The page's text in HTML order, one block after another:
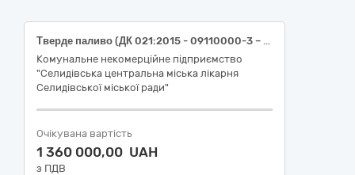
Тверде паливо (ДК 021:2015 - 09110000-3 – Тверде паливо): Вугілля кам’яне марки Г(Г2) (13-100) або еквівалент, вугілля кам’яне марки ДГ (25-100) або еквівалент, вугілля кам’яне марки ДГ (25-50) або еквівалент (ДК 021:2015 -09111100-1); брикети торф’яні та брикети вугільні(ДК 021:2015 - 09111220-8) .
Комунальне некомерційне підприємство
"Селидівська центральна міська лікарня
Селидівської міської ради"
Очікувана вартість
1 360 000,00 UAH
з ПДВ